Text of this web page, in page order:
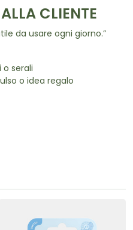
CLIENTE
da usare ogni giorno.”
o serali
o idea regalo